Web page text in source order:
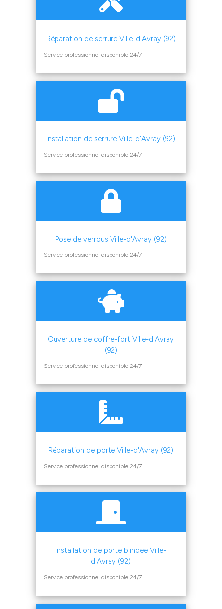
Réparation de serrure Ville-d'Avray (92)
Service professionnel disponible 24/7
Installation de serrure Ville-d'Avray (92)
Service professionnel disponible 24/7
Pose de verrous Ville-d'Avray (92)
Service professionnel disponible 24/7
Ouverture de coffre-fort Ville-d'Avray
(92)
Service professionnel disponible 24/7
Réparation de porte Ville-d'Avray (92)
Service professionnel disponible 24/7
Installation de porte blindée Ville-
d'Avray (92)
Service professionnel disponible 24/7